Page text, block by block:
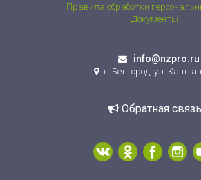
Правила обработки
Документы
info@nzpro.ru
г. Белгород, ул.
Обратная связь